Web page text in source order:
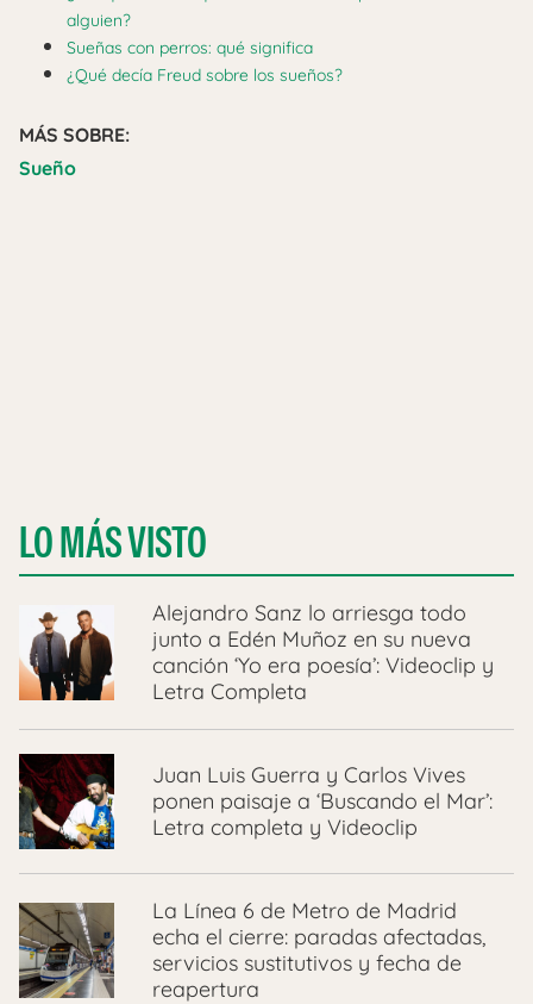
alguien?
Sueñas con perros: qué significa
¿Qué decía Freud sobre los sueños?
MÁS SOBRE:
Sueño
LO MÁS VISTO
Alejandro Sanz lo arriesga todo
junto a Edén Muñoz en su nueva
canción ‘Yo era poesía’: Videoclip y
Letra Completa
Juan Luis Guerra y Carlos Vives
ponen paisaje a ‘Buscando el Mar’:
Letra completa y Videoclip
La Línea 6 de Metro de Madrid
echa el cierre: paradas afectadas,
servicios sustitutivos y fecha de
reapertura